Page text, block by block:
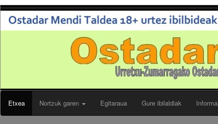
Etxea Nortzuk garen Egitaraua Gure ibilaldiak